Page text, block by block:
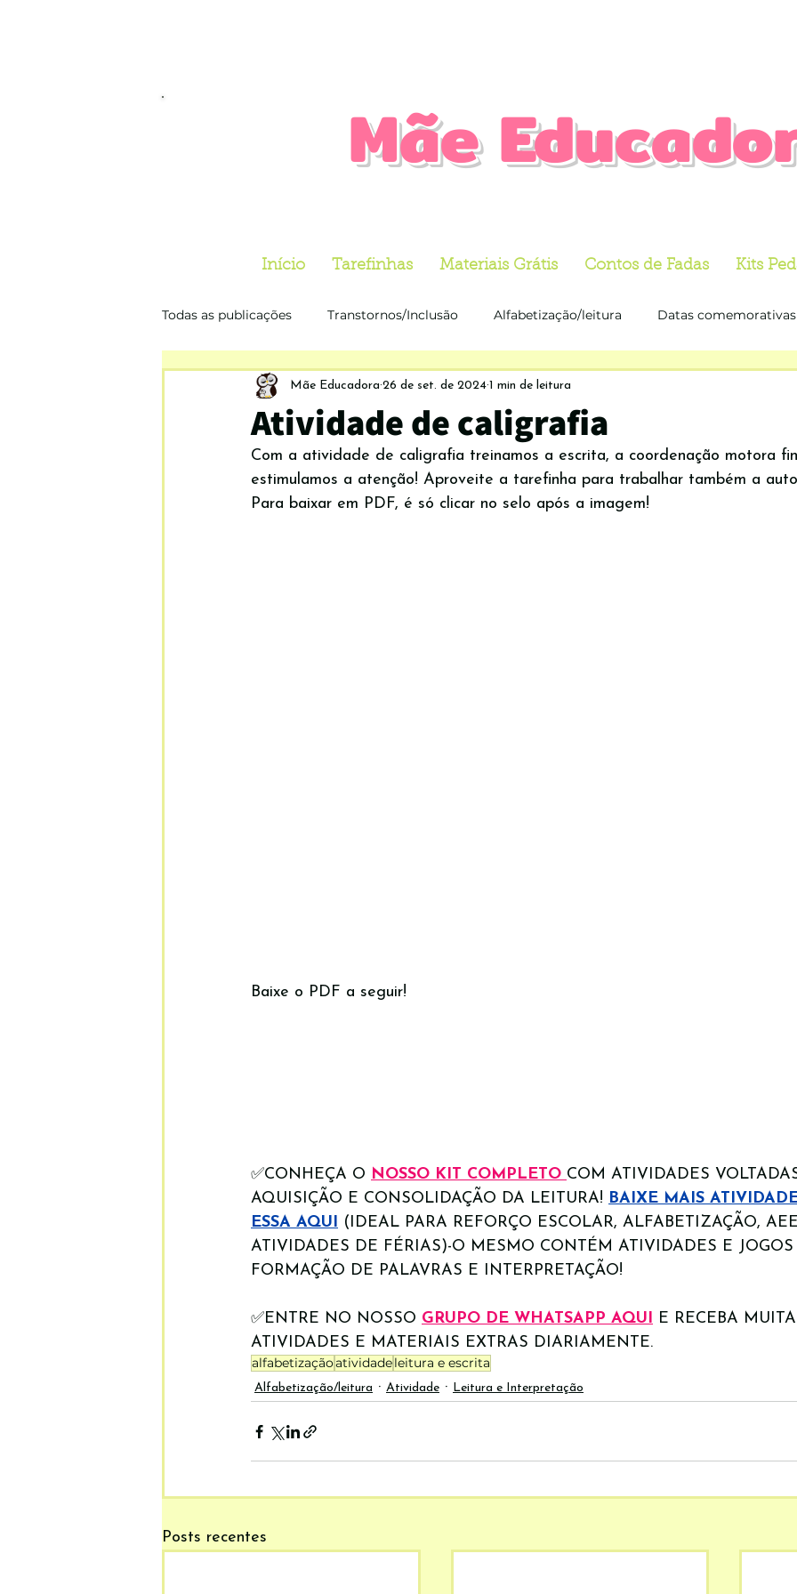
Mãe
Início Tarefinhas Materiais Grátis Contos de Fadas Kits
Todas as publicações Transtornos/Inclusão Alfabetização/leitura Datas comemorativas
Dia do livro Infantil Dia do Índio Matemática
EMOÇÕES E SENTIMENTOS Materiais e recursos pedagógicos Lúdico Dia das
Atividade de caligrafia
Mãe Educadora 26 de set. de 2024 1 min de leitura
Com a atividade de caligrafia treinamos a escrita, a coordenação motora
estimulamos a atenção! Aproveite a tarefinha para trabalhar também a
Para baixar em PDF, é só clicar no selo após a imagem!
Baixe o PDF a seguir!
✅CONHEÇA O NOSSO KIT COMPLETO COM ATIVIDADES
AQUISIÇÃO E CONSOLIDAÇÃO DA LEITURA! BAIXE MAIS
ESSA AQUI (IDEAL PARA REFORÇO ESCOLAR, ALFABETIZAÇÃO,
ATIVIDADES DE FÉRIAS)-O MESMO CONTÉM ATIVIDADES E
FORMAÇÃO DE PALAVRAS E INTERPRETAÇÃO!
✅ENTRE NO NOSSO GRUPO DE WHATSAPP AQUI E RECEBA
ATIVIDADES E MATERIAIS EXTRAS DIARIAMENTE.
alfabetizaçãoatividadeleitura e escrita
Alfabetização/leitura Atividade Leitura e Interpretação
Posts recentes